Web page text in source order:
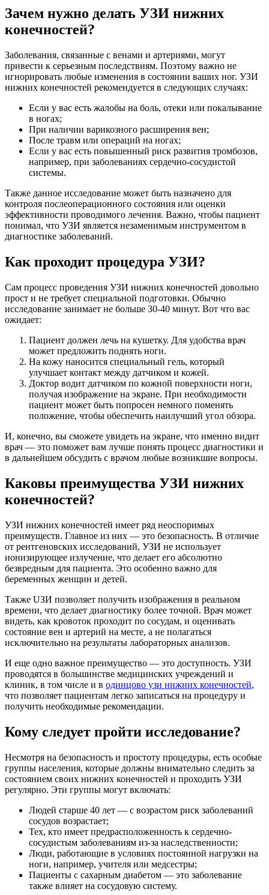
Зачем нужно делать УЗИ нижних
конечностей?
Заболевания, связанные с венами и артериями, могут
привести к серьезным последствиям. Поэтому важно не
игнорировать любые изменения в состоянии ваших ног. УЗИ
нижних конечностей рекомендуется в следующих случаях:
Если у вас есть жалобы на боль, отеки или покалывание
в ногах;
При наличии варикозного расширения вен;
После травм или операций на ногах;
Если у вас есть повышенный риск развития тромбозов,
например, при заболеваниях сердечно-сосудистой
системы.
Также данное исследование может быть назначено для
контроля послеоперационного состояния или оценки
эффективности проводимого лечения. Важно, чтобы пациент
понимал, что УЗИ является незаменимым инструментом в
диагностике заболеваний.
Как проходит процедура УЗИ?
Сам процесс проведения УЗИ нижних конечностей довольно
прост и не требует специальной подготовки. Обычно
исследование занимает не больше 30-40 минут. Вот что вас
ожидает:
Пациент должен лечь на кушетку. Для удобства врач
может предложить поднять ноги.
На кожу наносится специальный гель, который
улучшает контакт между датчиком и кожей.
Доктор водит датчиком по кожной поверхности ноги,
получая изображение на экране. При необходимости
пациент может быть попросен немного поменять
положение, чтобы обеспечить наилучший угол обзора.
И, конечно, вы сможете увидеть на экране, что именно видит
врач — это поможет вам лучше понять процесс диагностики и
в дальнейшем обсудить с врачом любые возникшие вопросы.
Каковы преимущества УЗИ нижних
конечностей?
УЗИ нижних конечностей имеет ряд неоспоримых
преимуществ. Главное из них — это безопасность. В отличие
от рентгеновских исследований, УЗИ не использует
ионизирующее излучение, что делает его абсолютно
безвредным для пациента. Это особенно важно для
беременных женщин и детей.
Также UЗИ позволяет получить изображения в реальном
времени, что делает диагностику более точной. Врач может
видеть, как кровоток проходит по сосудам, и оценивать
состояние вен и артерий на месте, а не полагаться
исключительно на результаты лабораторных анализов.
И еще одно важное преимущество — это доступность. УЗИ
проводятся в большинстве медицинских учреждений и
клиник, в том числе и в одинцово узи нижних конечностей,
что позволяет пациентам легко записаться на процедуру и
получить необходимые рекомендации.
Кому следует пройти исследование?
Несмотря на безопасность и простоту процедуры, есть особые
группы населения, которые должны внимательно следить за
состоянием своих нижних конечностей и проходить УЗИ
регулярно. Эти группы могут включать:
Людей старше 40 лет — с возрастом риск заболеваний
сосудов возрастает;
Тех, кто имеет предрасположенность к сердечно-
сосудистым заболеваниям из-за наследственности;
Люди, работающие в условиях постоянной нагрузки на
ноги, например, учителя или медсестры;
Пациенты с сахарным диабетом — это заболевание
также влияет на сосудовую систему.